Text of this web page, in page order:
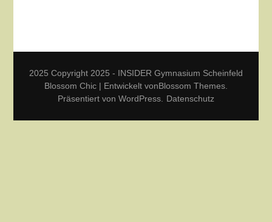
2025 Copyright 2025 - INSIDER Gymnasium Scheinfeld
Blossom Chic | Entwickelt vonBlossom Themes
Präsentiert von WordPress Datenschutz